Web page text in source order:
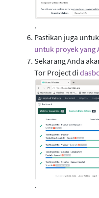
.
Pastikan juga
untuk proyek yang
Sekarang Anda
Tor Project di
.